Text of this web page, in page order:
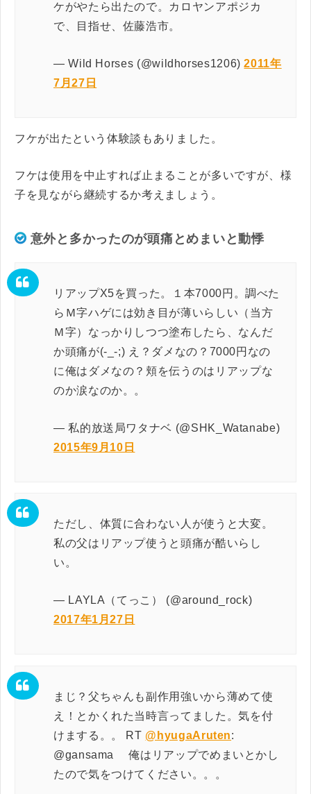
ケがやたら出たので。カロヤンアポジカ
で、目指せ、佐藤浩市。
— Wild Horses (@wildhorses1206)2011年
7月27日
フケが出たという体験談もありました。
フケは使用を中止すれば止まることが多いですが、様
子を見ながら継続するか考えましょう。
意外と多かったのが頭痛とめまいと動悸
リアップX5を買った。１本7000円。調べた
らＭ字ハゲには効き目が薄いらしい（当方
Ｍ字）なっかりしつつ塗布したら、なんだ
か頭痛が(-_-;) え？ダメなの？7000円なの
に俺はダメなの？頬を伝うのはリアップな
のか涙なのか。。
— 私的放送局ワタナベ (@SHK_Watanabe)
2015年9月10日
ただし、体質に合わない人が使うと大変。
私の父はリアップ使うと頭痛が酷いらし
い。
— LAYLA（てっこ） (@around_rock)
2017年1月27日
まじ？父ちゃんも副作用強いから薄めて使
え！とかくれた当時言ってました。気を付
けまする。。 RT @hyugaAruten:
@gansama 俺はリアップでめまいとかし
たので気をつけてください。。。